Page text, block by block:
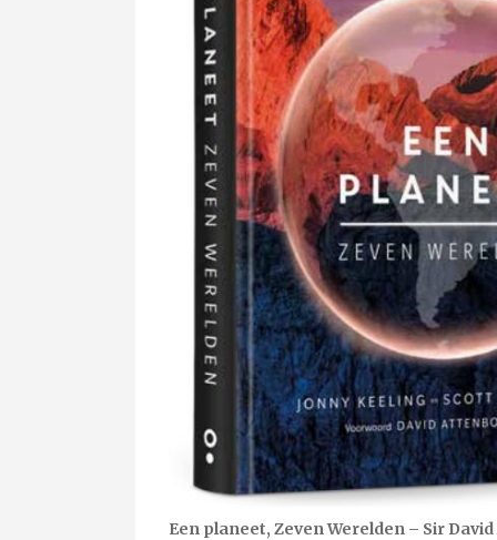
Een planeet, Zeven Werelden – Sir